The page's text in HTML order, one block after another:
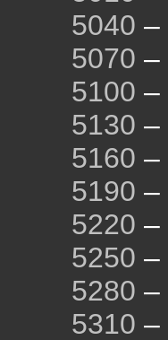
5040 –
5070 –
5100 –
5130 –
5160 –
5190 –
5220 –
5250 –
5280 –
5310 –